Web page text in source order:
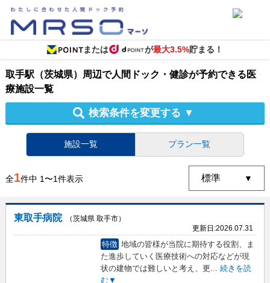
または が最大3.5%貯まる！
取手駅（茨城県）周辺で人間ドック・健診が予約できる医
療施設一覧
検索条件を変更する ▼
施設一覧 プラン一覧
全1件中 1〜1件表示
東取手病院
（茨城県 取手市）
更新日:2026.07.31
特徴 地域の皆様が当院に期待する役割、ま
た進歩していく医療技術への対応などが現
状の建物では難しいと考え、更... 続きを読
む▼